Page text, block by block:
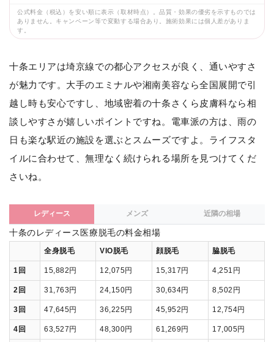
公式料金（税込）を安い順に表示（取材時点）。品質・効果の優劣を示すものでは
ありません。キャンペーン等で変動する場合あり。施術効果には個人差がありま
す。
十条エリアは埼京線での都心アクセスが良く、通いやすさ
が魅力です。大手のエミナルや湘南美容なら全国展開で引
越し時も安心ですし、地域密着の十条さくら皮膚科なら相
談しやすさが嬉しいポイントですね。電車派の方は、雨の
日も楽な駅近の施設を選ぶとスムーズですよ。ライフスタ
イルに合わせて、無理なく続けられる場所を見つけてくだ
さいね。
レディース メンズ 近隣の相場
十条のレディース医療脱毛の料金相場
全身脱毛 VIO脱毛 顔脱毛 脇脱毛
1回 15,882円 12,075円 15,317円 4,251円
2回 31,763円 24,150円 30,634円 8,502円
3回 47,645円 36,225円 45,952円 12,754円
4回 63,527円 48,300円 61,269円 17,005円